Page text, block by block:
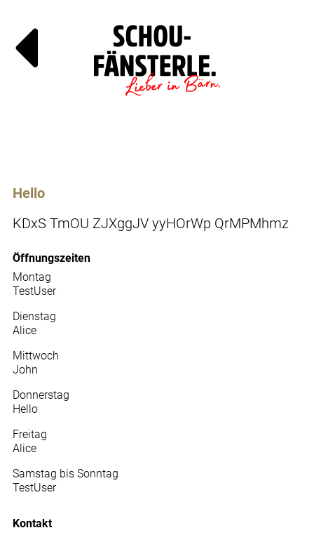
Hello
KDxS TmOU ZJXggJV yyHOrWp QrMPMhmz
Öffnungszeiten
Montag
TestUser
Dienstag
Alice
Mittwoch
John
Donnerstag
Hello
Freitag
Alice
Samstag bis Sonntag
TestUser
Kontakt